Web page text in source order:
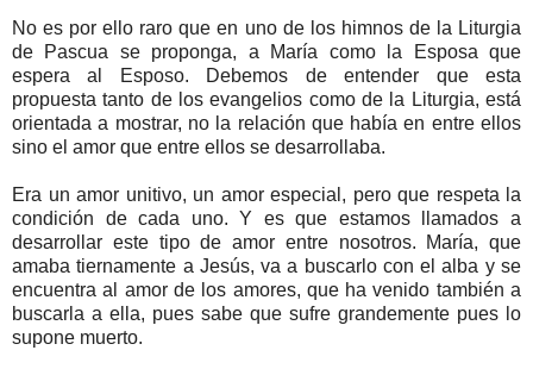
No es por ello raro que en uno de los himnos de la Liturgia
de Pascua se proponga, a María como la Esposa que
espera al Esposo. Debemos de entender que esta
propuesta tanto de los evangelios como de la Liturgia, está
orientada a mostrar, no la relación que había en entre ellos
sino el amor que entre ellos se desarrollaba.
Era un amor unitivo, un amor especial, pero que respeta la
condición de cada uno. Y es que estamos llamados a
desarrollar este tipo de amor entre nosotros. María, que
amaba tiernamente a Jesús, va a buscarlo con el alba y se
encuentra al amor de los amores, que ha venido también a
buscarla a ella, pues sabe que sufre grandemente pues lo
supone muerto.